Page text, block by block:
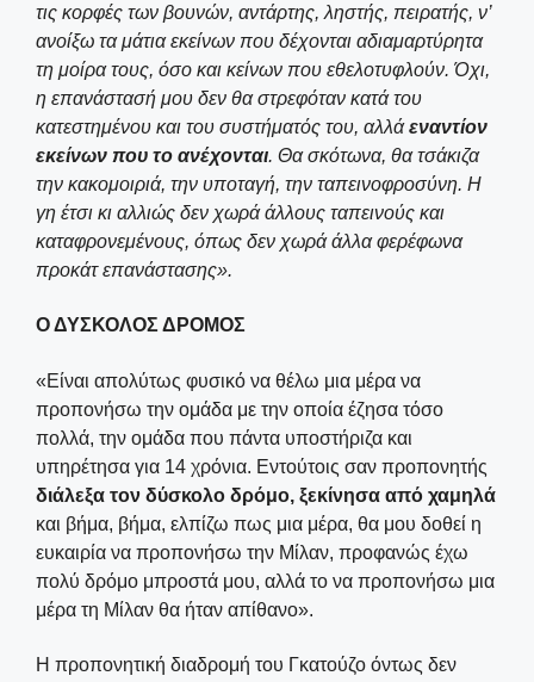
τις κορφές των βουνών, αντάρτης, ληστής, πειρατής, ν’
ανοίξω τα μάτια εκείνων που δέχονται αδιαμαρτύρητα
τη μοίρα τους, όσο και κείνων που εθελοτυφλούν. Όχι,
η επανάστασή μου δεν θα στρεφόταν κατά του
κατεστημένου και του συστήματός του, αλλάεναντίον
εκείνων που το ανέχονται. Θα σκότωνα, θα τσάκιζα
την κακομοιριά, την υποταγή, την ταπεινοφροσύνη. Η
γη έτσι κι αλλιώς δεν χωρά άλλους ταπεινούς και
καταφρονεμένους, όπως δεν χωρά άλλα φερέφωνα
προκάτ επανάστασης».
Ο ΔΥΣΚΟΛΟΣ ΔΡΟΜΟΣ
«Είναι απολύτως φυσικό να θέλω μια μέρα να
προπονήσω την ομάδα με την οποία έζησα τόσο
πολλά, την ομάδα που πάντα υποστήριζα και
υπηρέτησα για 14 χρόνια. Εντούτοις σαν προπονητής
διάλεξα τον δύσκολο δρόμο, ξεκίνησα από χαμηλά
και βήμα, βήμα, ελπίζω πως μια μέρα, θα μου δοθεί η
ευκαιρία να προπονήσω την Μίλαν, προφανώς έχω
πολύ δρόμο μπροστά μου, αλλά το να προπονήσω μια
μέρα τη Μίλαν θα ήταν απίθανο».
Η προπονητική διαδρομή του Γκατούζο όντως δεν